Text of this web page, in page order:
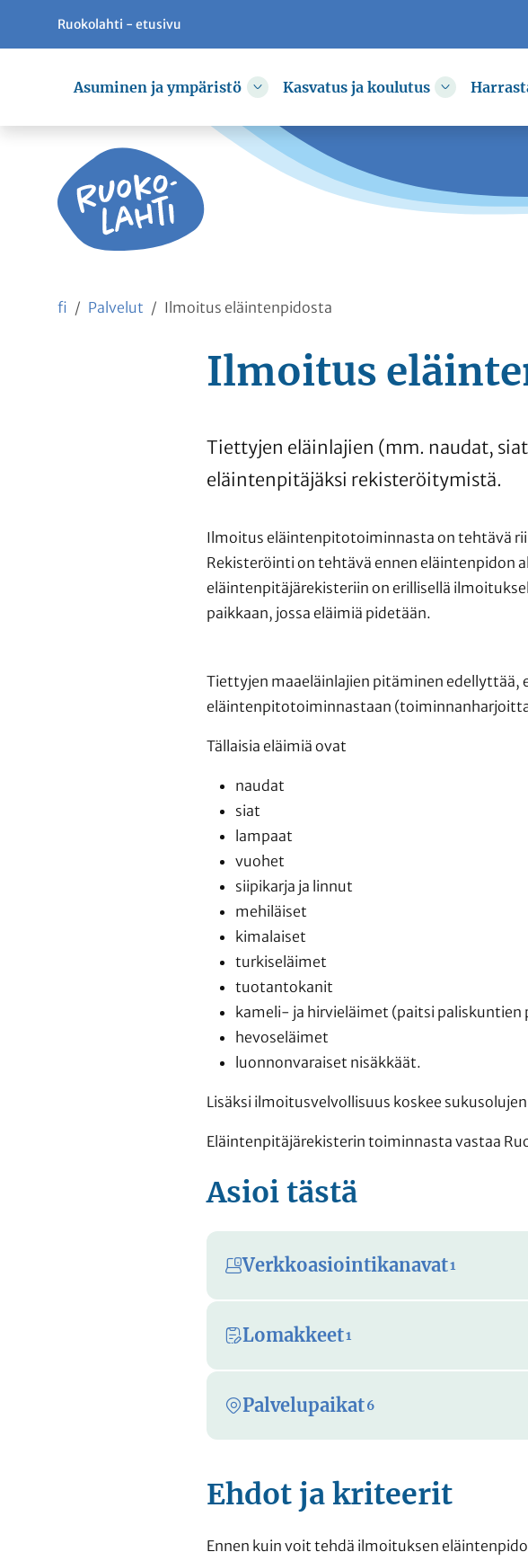
Siirry pääsisältöön
Ruokolahti - etusivu
Asuminen ja ympäristö
Vaihda alasvetovalikkoa
Kasvatus ja koulutus
Vaihda
fi Palvelut Ilmoitus eläintenpidosta
Ilmoitus
Tiettyjen eläinlajien (mm. naudat,
eläintenpitäjäksi rekisteröitymistä.
Ilmoitus eläintenpitotoiminnasta on tehtävä
Rekisteröinti on tehtävä ennen
eläintenpitäjärekisteriin on erillisellä
paikkaan, jossa eläimiä pidetään.
Tiettyjen maaeläinlajien pitäminen
eläintenpitotoiminnastaan
Tällaisia eläimiä ovat
naudat
siat
lampaat
vuohet
siipikarja ja linnut
mehiläiset
kimalaiset
turkiseläimet
tuotantokanit
kameli- ja hirvieläimet (paitsi
hevoseläimet
luonnonvaraiset nisäkkäät.
Lisäksi ilmoitusvelvollisuus koskee
Eläintenpitäjärekisterin toiminnasta vastaa
Asioi tästä
Verkkoasiointikanavat1
Lomakkeet1
Palvelupaikat6
Ehdot ja kriteerit
Ennen kuin voit tehdä ilmoituksen